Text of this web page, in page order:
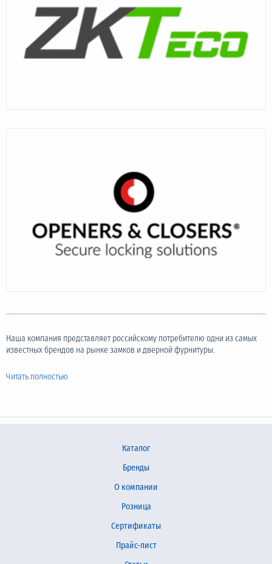
Наша компания представляет российскому потребителю одни из самых
известных брендов на рынке замков и дверной фурнитуры.
Читать полностью
Каталог
Бренды
О компании
Розница
Сертификаты
Прайс-лист